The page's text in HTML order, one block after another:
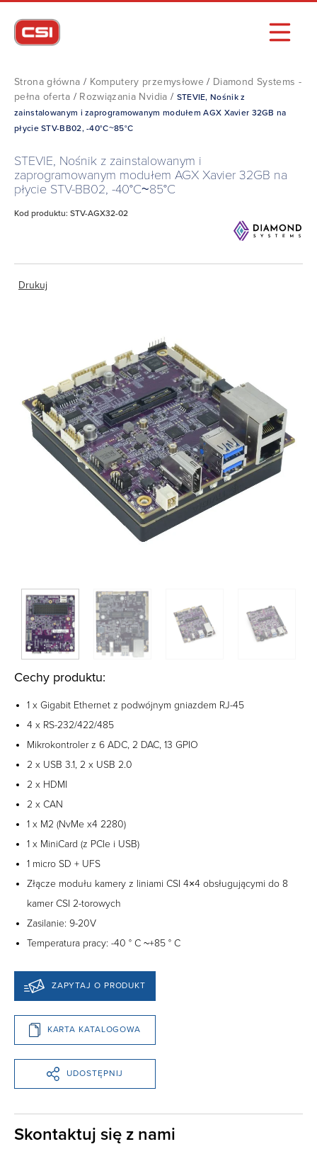
Strona główna / Komputery przemysłowe / Diamond Systems -
pełna oferta / Rozwiązania Nvidia / STEVIE, Nośnik z
zainstalowanym i zaprogramowanym modułem AGX Xavier 32GB na
płycie STV-BB02, -40°C~85°C
STEVIE, Nośnik z zainstalowanym i
zaprogramowanym modułem AGX Xavier 32GB na
płycie STV-BB02, -40°C~85°C
Kod produktu: STV-AGX32-02
Drukuj
Cechy produktu:
1 x Gigabit Ethernet z podwójnym gniazdem RJ-45
4 x RS-232/422/485
Mikrokontroler z 6 ADC, 2 DAC, 13 GPIO
2 x USB 3.1, 2 x USB 2.0
2 x HDMI
2 x CAN
1 x M2 (NvMe x4 2280)
1 x MiniCard (z PCIe i USB)
1 micro SD + UFS
Złącze modułu kamery z liniami CSI 4×4 obsługującymi do 8
kamer CSI 2-torowych
Zasilanie: 9-20V
Temperatura pracy: -40 ° C ~+85 ° C
ZAPYTAJ O PRODUKT
KARTA KATALOGOWA
UDOSTĘPNIJ
Skontaktuj się z nami